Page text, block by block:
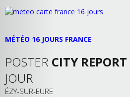
MÉTÉO 16 JOURS FRANCE
POSTER CITY REPORT
JOUR
ÉZY-SUR-EURE